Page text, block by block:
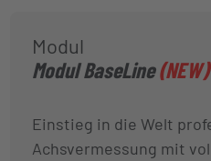
Modul
Modul BaseLine(NEW)
Einstieg in die Welt
Achsvermessung mit